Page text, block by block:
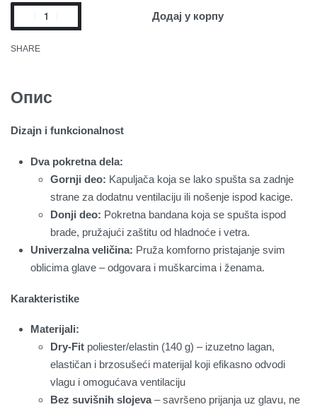
Додај у корпу
SHARE
Опис
Dizajn i funkcionalnost
Dva pokretna dela:
Gornji deo: Kapuljača koja se lako spušta sa zadnje
strane za dodatnu ventilaciju ili nošenje ispod kacige.
Donji deo: Pokretna bandana koja se spušta ispod
brade, pružajući zaštitu od hladnoće i vetra.
Univerzalna veličina: Pruža komforno pristajanje svim
oblicima glave – odgovara i muškarcima i ženama.
Karakteristike
Materijali:
Dry-Fit poliester/elastin (140 g) – izuzetno lagan,
elastičan i brzosušeći materijal koji efikasno odvodi
vlagu i omogućava ventilaciju
Bez suvišnih slojeva– savršeno prijanja uz glavu, ne